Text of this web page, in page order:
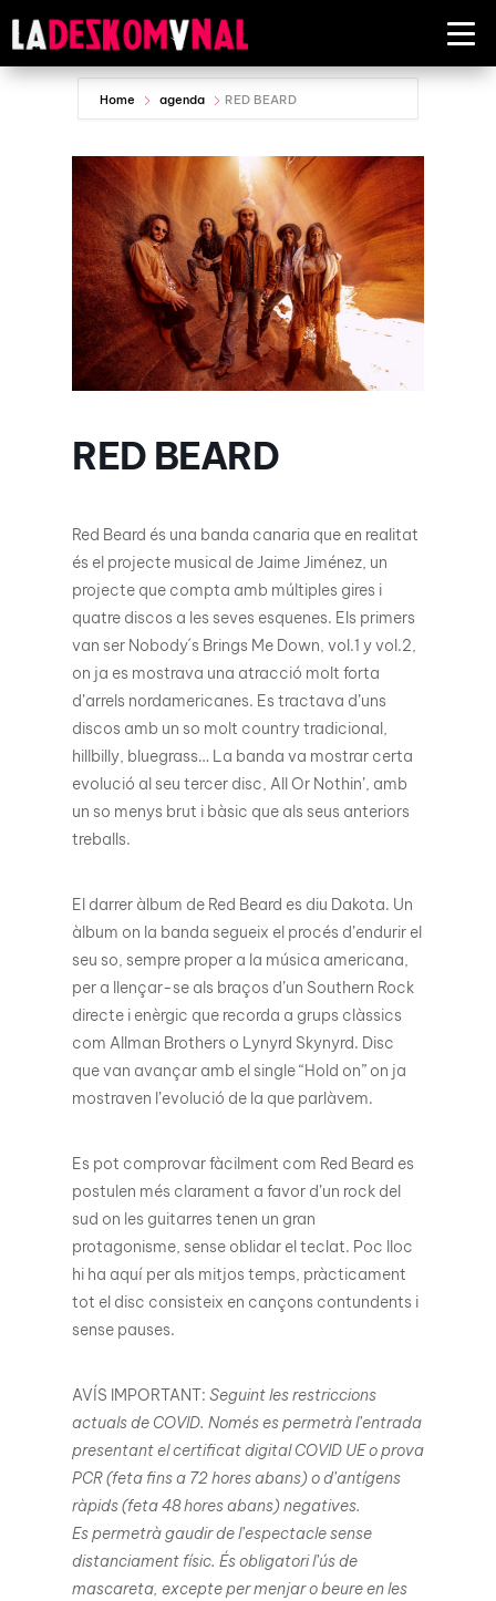
Home agenda RED BEARD
RED BEARD
Red Beard és una banda canaria que en realitat
és el projecte musical de Jaime Jiménez, un
projecte que compta amb múltiples gires i
quatre discos a les seves esquenes. Els primers
van ser Nobody´s Brings Me Down, vol.1 y vol.2,
on ja es mostrava una atracció molt forta
d’arrels nordamericanes. Es tractava d’uns
discos amb un so molt country tradicional,
hillbilly, bluegrass… La banda va mostrar certa
evolució al seu tercer disc, All Or Nothin’, amb
un so menys brut i bàsic que als seus anteriors
treballs.
El darrer àlbum de Red Beard es diu Dakota. Un
àlbum on la banda segueix el procés d’endurir el
seu so, sempre proper a la música americana,
per a llençar-se als braços d’un Southern Rock
directe i enèrgic que recorda a grups clàssics
com Allman Brothers o Lynyrd Skynyrd. Disc
que van avançar amb el single “Hold on” on ja
mostraven l’evolució de la que parlàvem.
Es pot comprovar fàcilment com Red Beard es
postulen més clarament a favor d’un rock del
sud on les guitarres tenen un gran
protagonisme, sense oblidar el teclat. Poc lloc
hi ha aquí per als mitjos temps, pràcticament
tot el disc consisteix en cançons contundents i
sense pauses.
AVÍS IMPORTANT: Seguint les restriccions
actuals de COVID. Només es permetrà l’entrada
presentant el certificat digital COVID UE o prova
PCR (feta fins a 72 hores abans) o d’antígens
ràpids (feta 48 hores abans) negatives.
Es permetrà gaudir de l’espectacle sense
distanciament físic. És obligatori l’ús de
mascareta, excepte per menjar o beure en les